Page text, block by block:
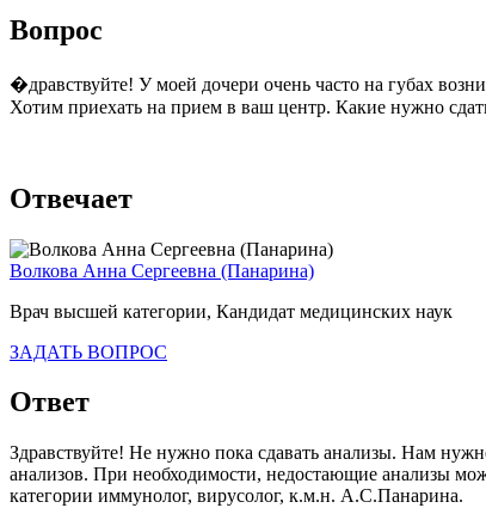
Вопрос
�дравствуйте! У моей дочери очень часто на губах
Хотим приехать на прием в ваш центр. Какие нужно
Отвечает
Волкова Анна Сергеевна (Панарина)
Врач высшей категории, Кандидат медицинских наук
ЗАДАТЬ ВОПРОС
Ответ
Здравствуйте! Не нужно пока сдавать анализы. Нам
анализов. При необходимости, недостающие анализы
категории иммунолог, вирусолог, к.м.н. А.С.Панарина.